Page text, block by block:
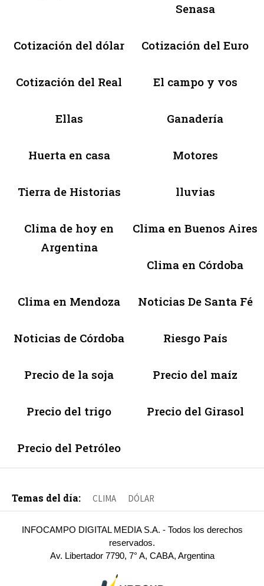
Senasa
Cotización del dólar Cotización del Euro
Cotización del Real El campo y vos
Ellas Ganadería
Huerta en casa Motores
Tierra de Historias lluvias
Clima de hoy en
Argentina
Clima en Buenos Aires
Clima en Córdoba
Clima en Mendoza Noticias De Santa Fé
Noticias de Córdoba Riesgo País
Precio de la soja Precio del maíz
Precio del trigo Precio del Girasol
Precio del Petróleo
Temas del día: CLIMA DÓLAR
INFOCAMPO DIGITAL MEDIA S.A. - Todos los derechos
reservados.
Av. Libertador 7790, 7° A, CABA, Argentina